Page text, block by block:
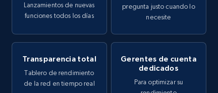
Lanzamientos de nuevas
funciones todos los días
pregunta justo cuando lo
necesite
Transparencia total
Tablero de rendimiento
de la red en tiempo real
Gerentes de cuenta
dedicados
Para optimizar su